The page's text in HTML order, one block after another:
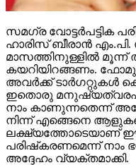
സമഗ്ര വോട്ടര്‍പട്ടിക
ഹാരിസ് ബീരാന്‍
മാസത്തിനുള്ളില്‍
കയറിയിറങ്ങണം.
അവര്‍ക്ക് ടാര്‍ഗറ്റുകള്‍
ഇതൊരു
നാം കാണുന്നതെന്ന്
നിന്ന് എങ്ങെനെ
ലക്ഷ്യത്തോടെയാണ് ഈ
പരിഷ്‌കരണമെന്ന് നാം
അദ്ദേഹം വ്യക്തമാക്കി.